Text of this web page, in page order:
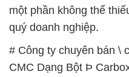
một phần không thể
quý doanh nghiệp.
# Công ty chuyên bán \
CMC Dạng Bột Þ